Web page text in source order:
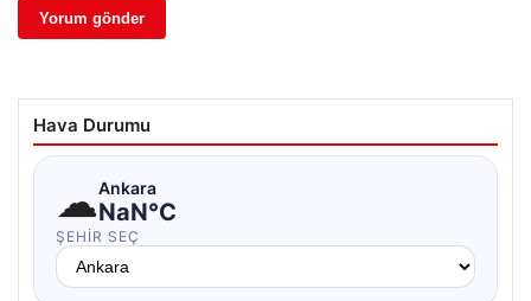
Hava Durumu
☁Ankara
NaN°C
ŞEHIR SEÇ